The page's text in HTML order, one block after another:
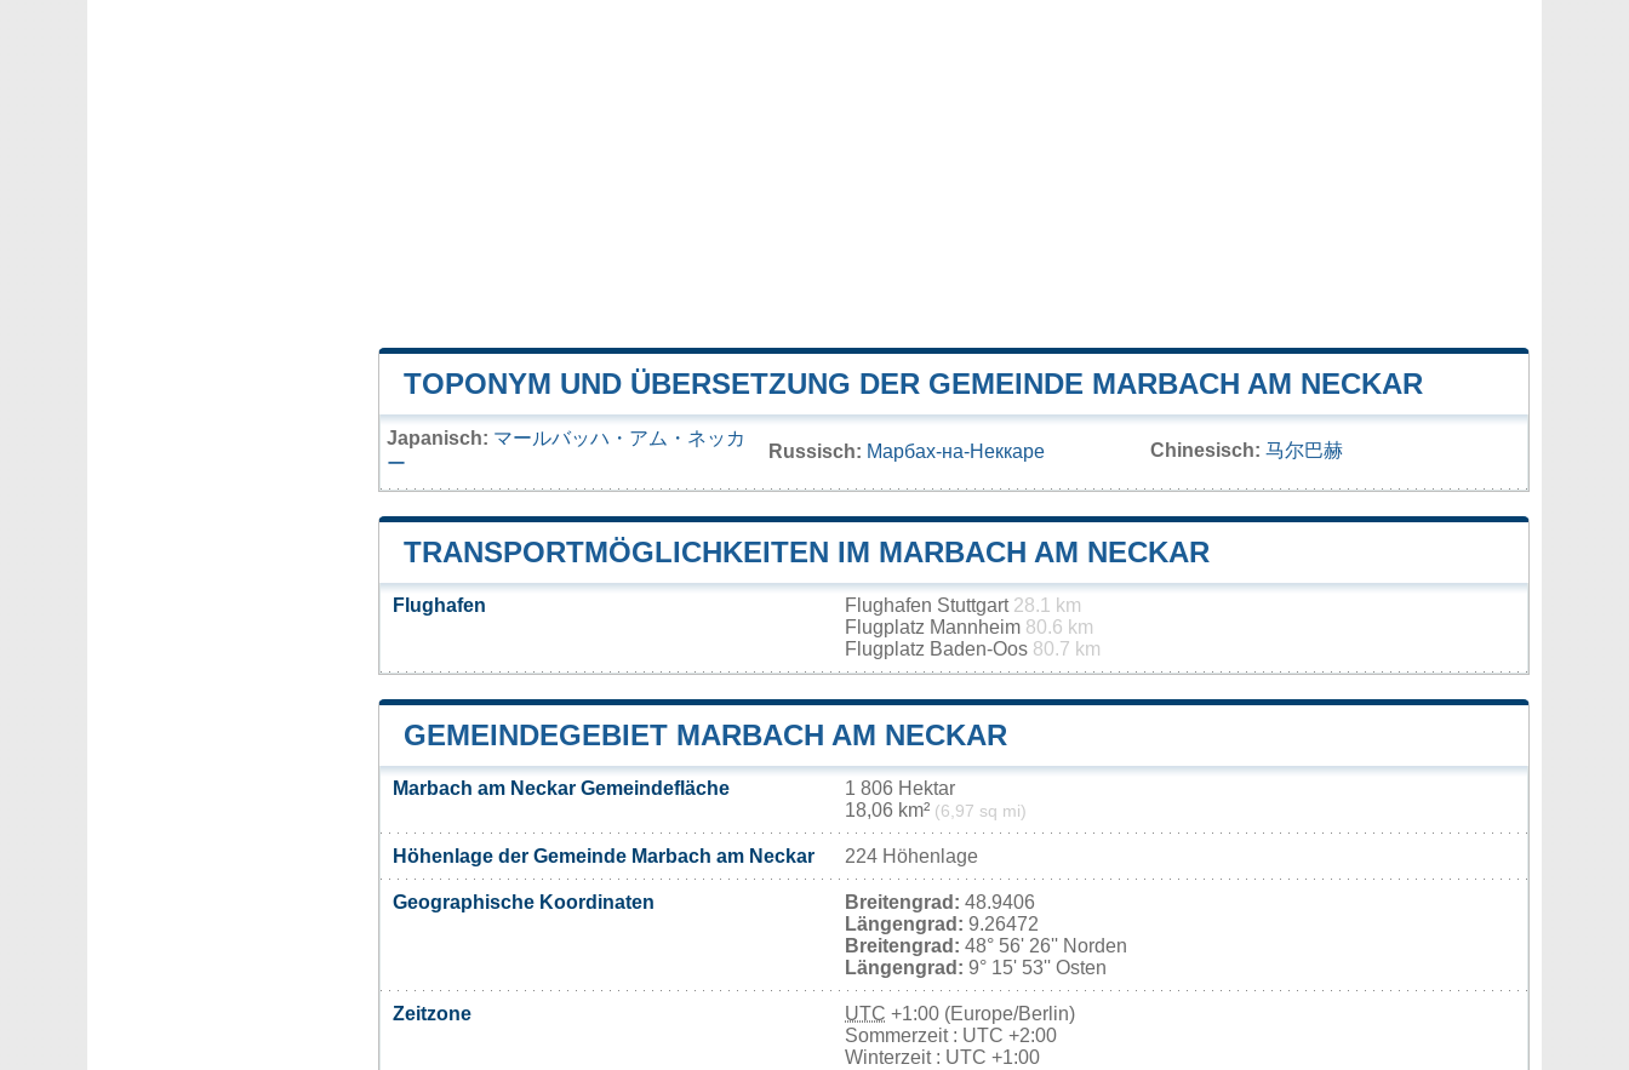
TOPONYM UND ÜBERSETZUNG DER GEMEINDE MARBACH AM NECKAR
Japanisch: マールバッハ・アム・ネッカ
ー
Russisch: Марбах-на-Неккаре Chinesisch: 马尔巴赫
TRANSPORTMÖGLICHKEITEN IM MARBACH AM NECKAR
Flughafen Flughafen Stuttgart 28.1 km
Flugplatz Mannheim 80.6 km
Flugplatz Baden-Oos 80.7 km
GEMEINDEGEBIET MARBACH AM NECKAR
Marbach am Neckar Gemeindefläche
1 806 Hektar
18,06 km² (6,97 sq mi)
Höhenlage der Gemeinde Marbach am Neckar 224 Höhenlage
Geographische Koordinaten Breitengrad: 48.9406
Längengrad: 9.26472
Breitengrad: 48° 56' 26'' Norden
Längengrad: 9° 15' 53'' Osten
Zeitzone UTC +1:00 (Europe/Berlin)
Sommerzeit : UTC +2:00
Winterzeit : UTC +1:00